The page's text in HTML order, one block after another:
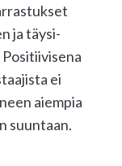
ja täysi-
ei
aiempia
suuntaan.